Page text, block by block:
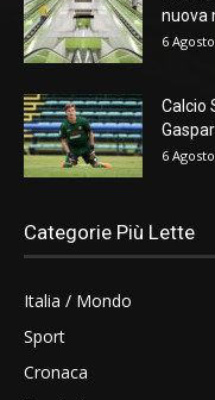
nuova
6
Calcio
6
Categorie Più Lette
Italia / Mondo
Sport
Cronaca